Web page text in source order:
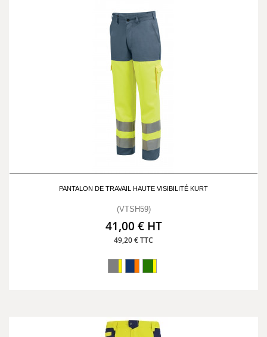
PANTALON DE TRAVAIL HAUTE VISIBILITÉ KURT
(VTSH59)
41,00 € HT
49,20 € TTC